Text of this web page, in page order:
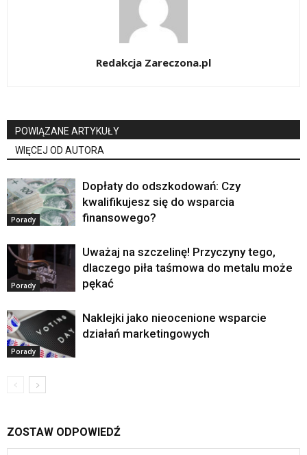
Redakcja Zareczona.pl
POWIĄZANE ARTYKUŁY
WIĘCEJ OD AUTORA
Porady
Dopłaty do odszkodowań: Czy
kwalifikujesz się do wsparcia
finansowego?
Porady
Uważaj na szczelinę! Przyczyny tego,
dlaczego piła taśmowa do metalu może
pękać
Porady
Naklejki jako nieocenione wsparcie
działań marketingowych
ZOSTAW ODPOWIEDŹ